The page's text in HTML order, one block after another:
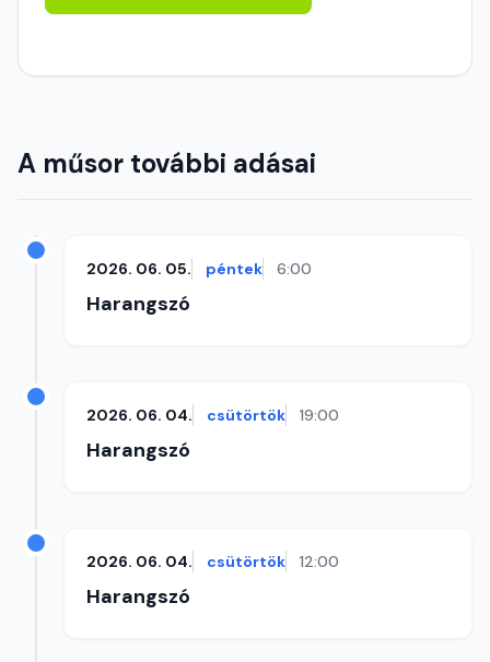
A műsor további adásai
2026. 06. 05. péntek 6:00
Harangszó
2026. 06. 04. csütörtök 19:00
Harangszó
2026. 06. 04. csütörtök 12:00
Harangszó